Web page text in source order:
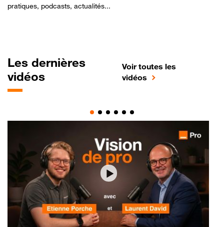
pratiques, podcasts, actualités...
Les dernières
vidéos
Voir toutes les
vidéos